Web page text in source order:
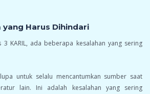
yang Harus Dihindari
3 KARIL, ada beberapa kesalahan yang sering
untuk selalu mencantumkan sumber saat
lain. Ini adalah kesalahan yang sering